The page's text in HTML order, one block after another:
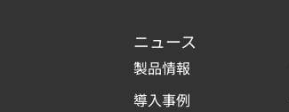
ニュース
製品情報
導入事例